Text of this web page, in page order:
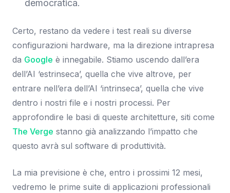
democratica.
Certo, restano da vedere i test reali su diverse
configurazioni hardware, ma la direzione intrapresa
da Google è innegabile. Stiamo uscendo dall’era
dell’AI ‘estrinseca’, quella che vive altrove, per
entrare nell’era dell’AI ‘intrinseca’, quella che vive
dentro i nostri file e i nostri processi. Per
approfondire le basi di queste architetture, siti come
The Verge stanno già analizzando l’impatto che
questo avrà sul software di produttività.
La mia previsione è che, entro i prossimi 12 mesi,
vedremo le prime suite di applicazioni professionali